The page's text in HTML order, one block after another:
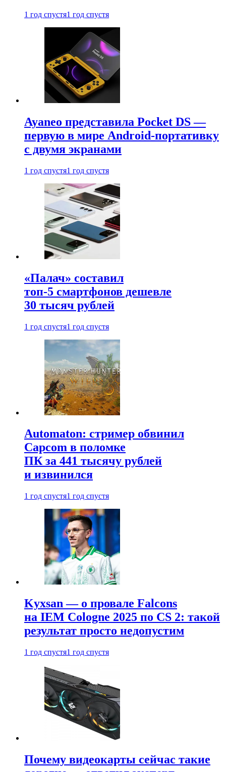
1 год спустя1 год спустя
Ayaneo представила Pocket DS —
первую в мире Android-портативку
с двумя экранами
1 год спустя1 год спустя
«Палач» составил
топ-5 смартфонов дешевле
30 тысяч рублей
1 год спустя1 год спустя
Automaton: стример обвинил
Capcom в поломке
ПК за 441 тысячу рублей
и извинился
1 год спустя1 год спустя
Kyxsan — о провале Falcons
на IEM Cologne 2025 по CS 2: такой
результат просто недопустим
1 год спустя1 год спустя
Почему видеокарты сейчас такие